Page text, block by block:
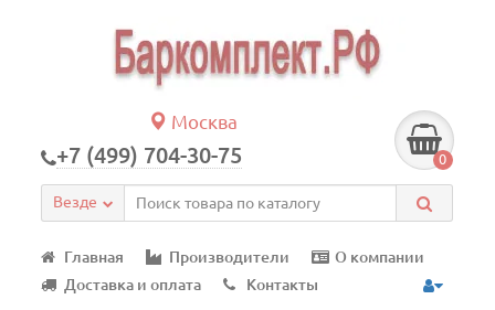
Москва
+7 (499) 704-30-75 0
Везде
Главная Производители
О компании
Доставка и оплата
Контакты